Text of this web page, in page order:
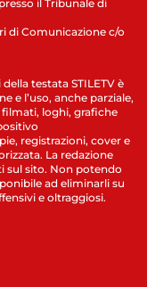
il Tribunale di
di Comunicazione c/o
testata STILETV è
e l’uso, anche parziale,
loghi, grafiche
registrazioni, cover e
La redazione
sul sito. Non potendo
ad eliminarli su
e oltraggiosi.